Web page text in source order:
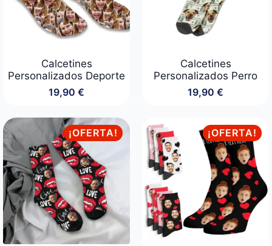
Calcetines
Personalizados Deporte
19,90 €
Calcetines
Personalizados Perro
19,90 €
¡OFERTA! ¡OFERTA!